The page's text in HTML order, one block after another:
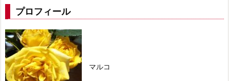
プロフィール
マルコ